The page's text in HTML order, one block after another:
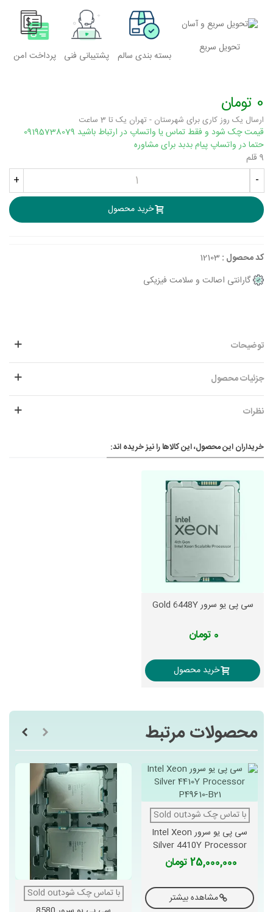
حافظه DDR5-4800/DDR5 4400
حداکثر سرعت حافظه: 4800 مگاهرتز
تحویل سریع
بسته بندی سالم پشتیبانی فنی پرداخت امن
0 تومان
ارسال یک روز کاری برای شهرستان - تهران یک تا 3 ساعت
قیمت چک شود و فقط تماس یا واتساپ در ارتباط باشید 09195738079
حتما در واتساپ پیام بدبد برای مشاوره
9 قلم
-
+
خرید محصول
کد محصول : 12103
گارانتی اصالت و سلامت فیزیکی
توضیحات
جزئیات محصول
نظرات
خریداران این محصول، این کالاها را نیز خریده اند:
سی پی یو سرور Gold 6448Y
0 تومان
خرید محصول
محصولات مرتبط
با تماس چک شودSold out
سی پی یو سرور Intel Xeon
Silver 4410Y Processor
P49610-B21
25,000,000 تومان
مشاهده بیشتر
با تماس چک شودSold out